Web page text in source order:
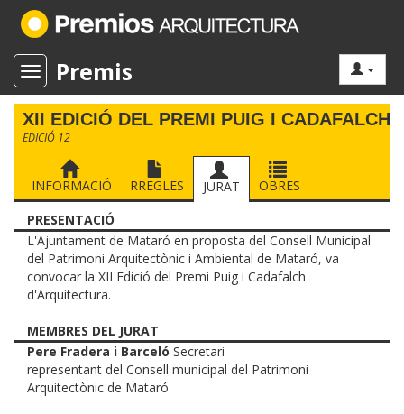
Toggle navigation
Premis
XII EDICIÓ DEL PREMI PUIG I CADAFALCH
EDICIÓ 12
INFORMACIÓ RREGLES JURAT
OBRES
PRESENTACIÓ
L'Ajuntament de Mataró en proposta del Consell Municipal
del Patrimoni Arquitectònic i Ambiental de Mataró, va
convocar la XII Edició del Premi Puig i Cadafalch
d'Arquitectura.
MEMBRES DEL JURAT
Pere Fradera i Barceló Secretari
representant del Consell municipal del Patrimoni
Arquitectònic de Mataró